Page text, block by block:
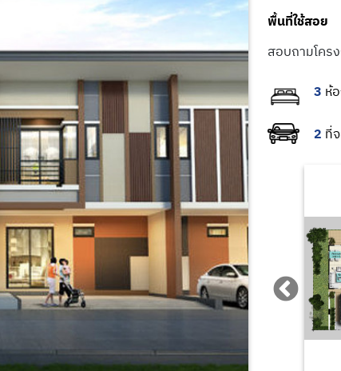
พื้นที่ใช้สอย
สอบถามโคร
3
2